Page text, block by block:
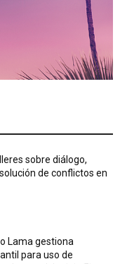
sobre diálogo,
de conflictos en
Lama gestiona
para uso de